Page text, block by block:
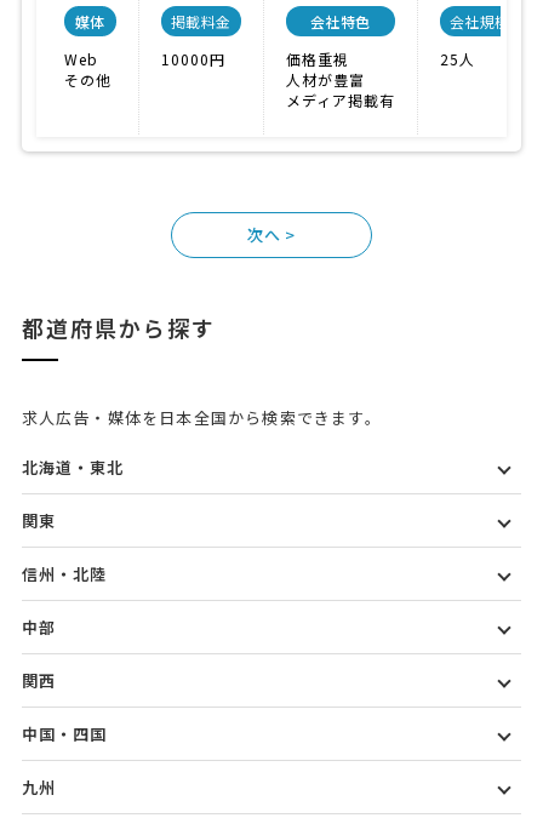
媒体
Web
その他
掲載料金
10000円
会社特色
価格重視
人材が豊富
メディア掲載有
会社規模
25人
>
都道府県から探す
求人広告・媒体を日本全国から検索できます。
北海道・東北
関東
信州・北陸
中部
関西
中国・四国
九州